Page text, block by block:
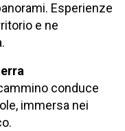
Esperienze
e ne
conduce
immersa nei